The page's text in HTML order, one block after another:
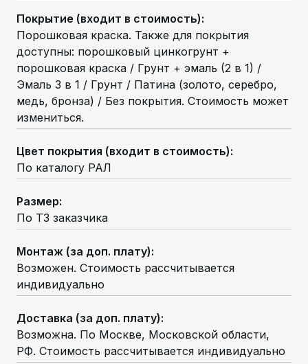
Покрытие (входит в стоимость):
Порошковая краска. Также для покрытия
доступны: порошковый цинкогрунт +
порошковая краска / Грунт + эмаль (2 в 1) /
Эмаль 3 в 1 / Грунт / Патина (золото, серебро,
медь, бронза) / Без покрытия. Стоимость может
измениться.
Цвет покрытия (входит в стоимость):
По каталогу РАЛ
Размер:
По ТЗ заказчика
Монтаж (за доп. плату):
Возможен. Стоимость рассчитывается
индивидуально
Доставка (за доп. плату):
Возможна. По Москве, Московской области,
РФ. Стоимость рассчитывается индивидуально